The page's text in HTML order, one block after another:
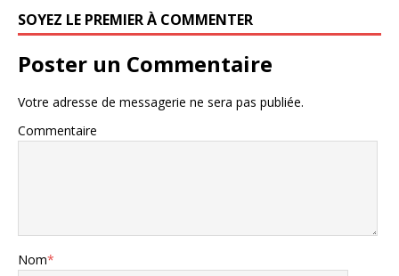
SOYEZ LE PREMIER À COMMENTER
Poster un Commentaire
Votre adresse de messagerie ne sera pas publiée.
Commentaire
Nom*